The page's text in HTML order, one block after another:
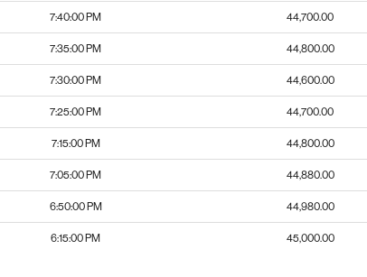
7:40:00 PM 44,700.00
7:35:00 PM 44,800.00
7:30:00 PM 44,600.00
7:25:00 PM 44,700.00
7:15:00 PM 44,800.00
7:05:00 PM 44,880.00
6:50:00 PM 44,980.00
6:15:00 PM 45,000.00